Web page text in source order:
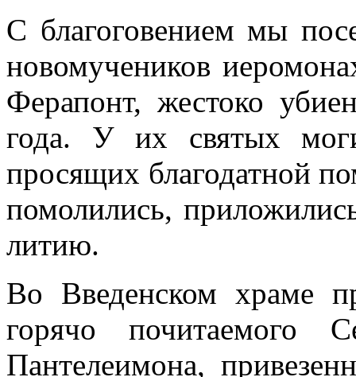
С благоговением мы
новомучеников
Ферапонт, жестоко
года. У их святых
просящих благодатной
помолились,
литию.
Во Введенском храме
горячо почитаемого
Пантелеимона,